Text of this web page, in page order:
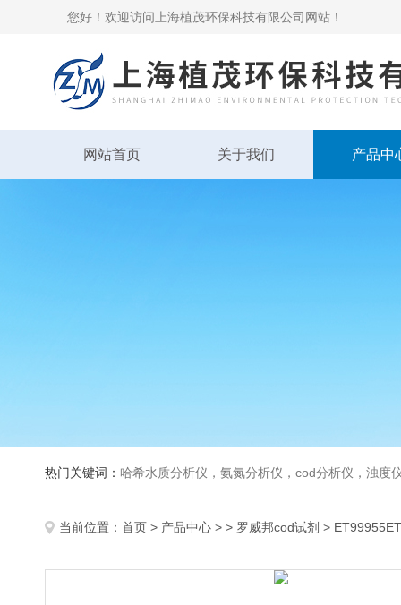
您好！欢迎访问上海植茂环保科技有限公司网站！
网站首页 关于我们 产品中
热门关键词： 哈希水质分析仪，氨氮分析仪，cod分析仪，浊度
当前位置： 首页 > 产品中心 > > 罗威邦cod试剂 >